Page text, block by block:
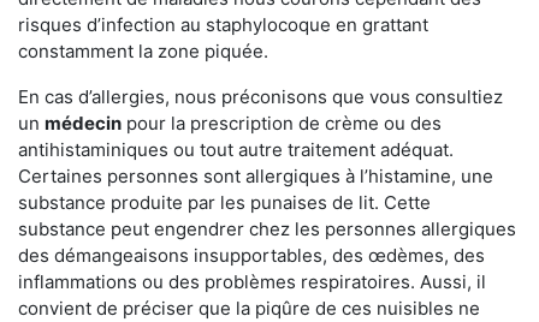
risques d’infection au staphylocoque en grattant
constamment la zone piquée.
En cas d’allergies, nous préconisons que vous consultiez
un médecin pour la prescription de crème ou des
antihistaminiques ou tout autre traitement adéquat.
Certaines personnes sont allergiques à l’histamine, une
substance produite par les punaises de lit. Cette
substance peut engendrer chez les personnes allergiques
des démangeaisons insupportables, des œdèmes, des
inflammations ou des problèmes respiratoires. Aussi, il
convient de préciser que la piqûre de ces nuisibles ne